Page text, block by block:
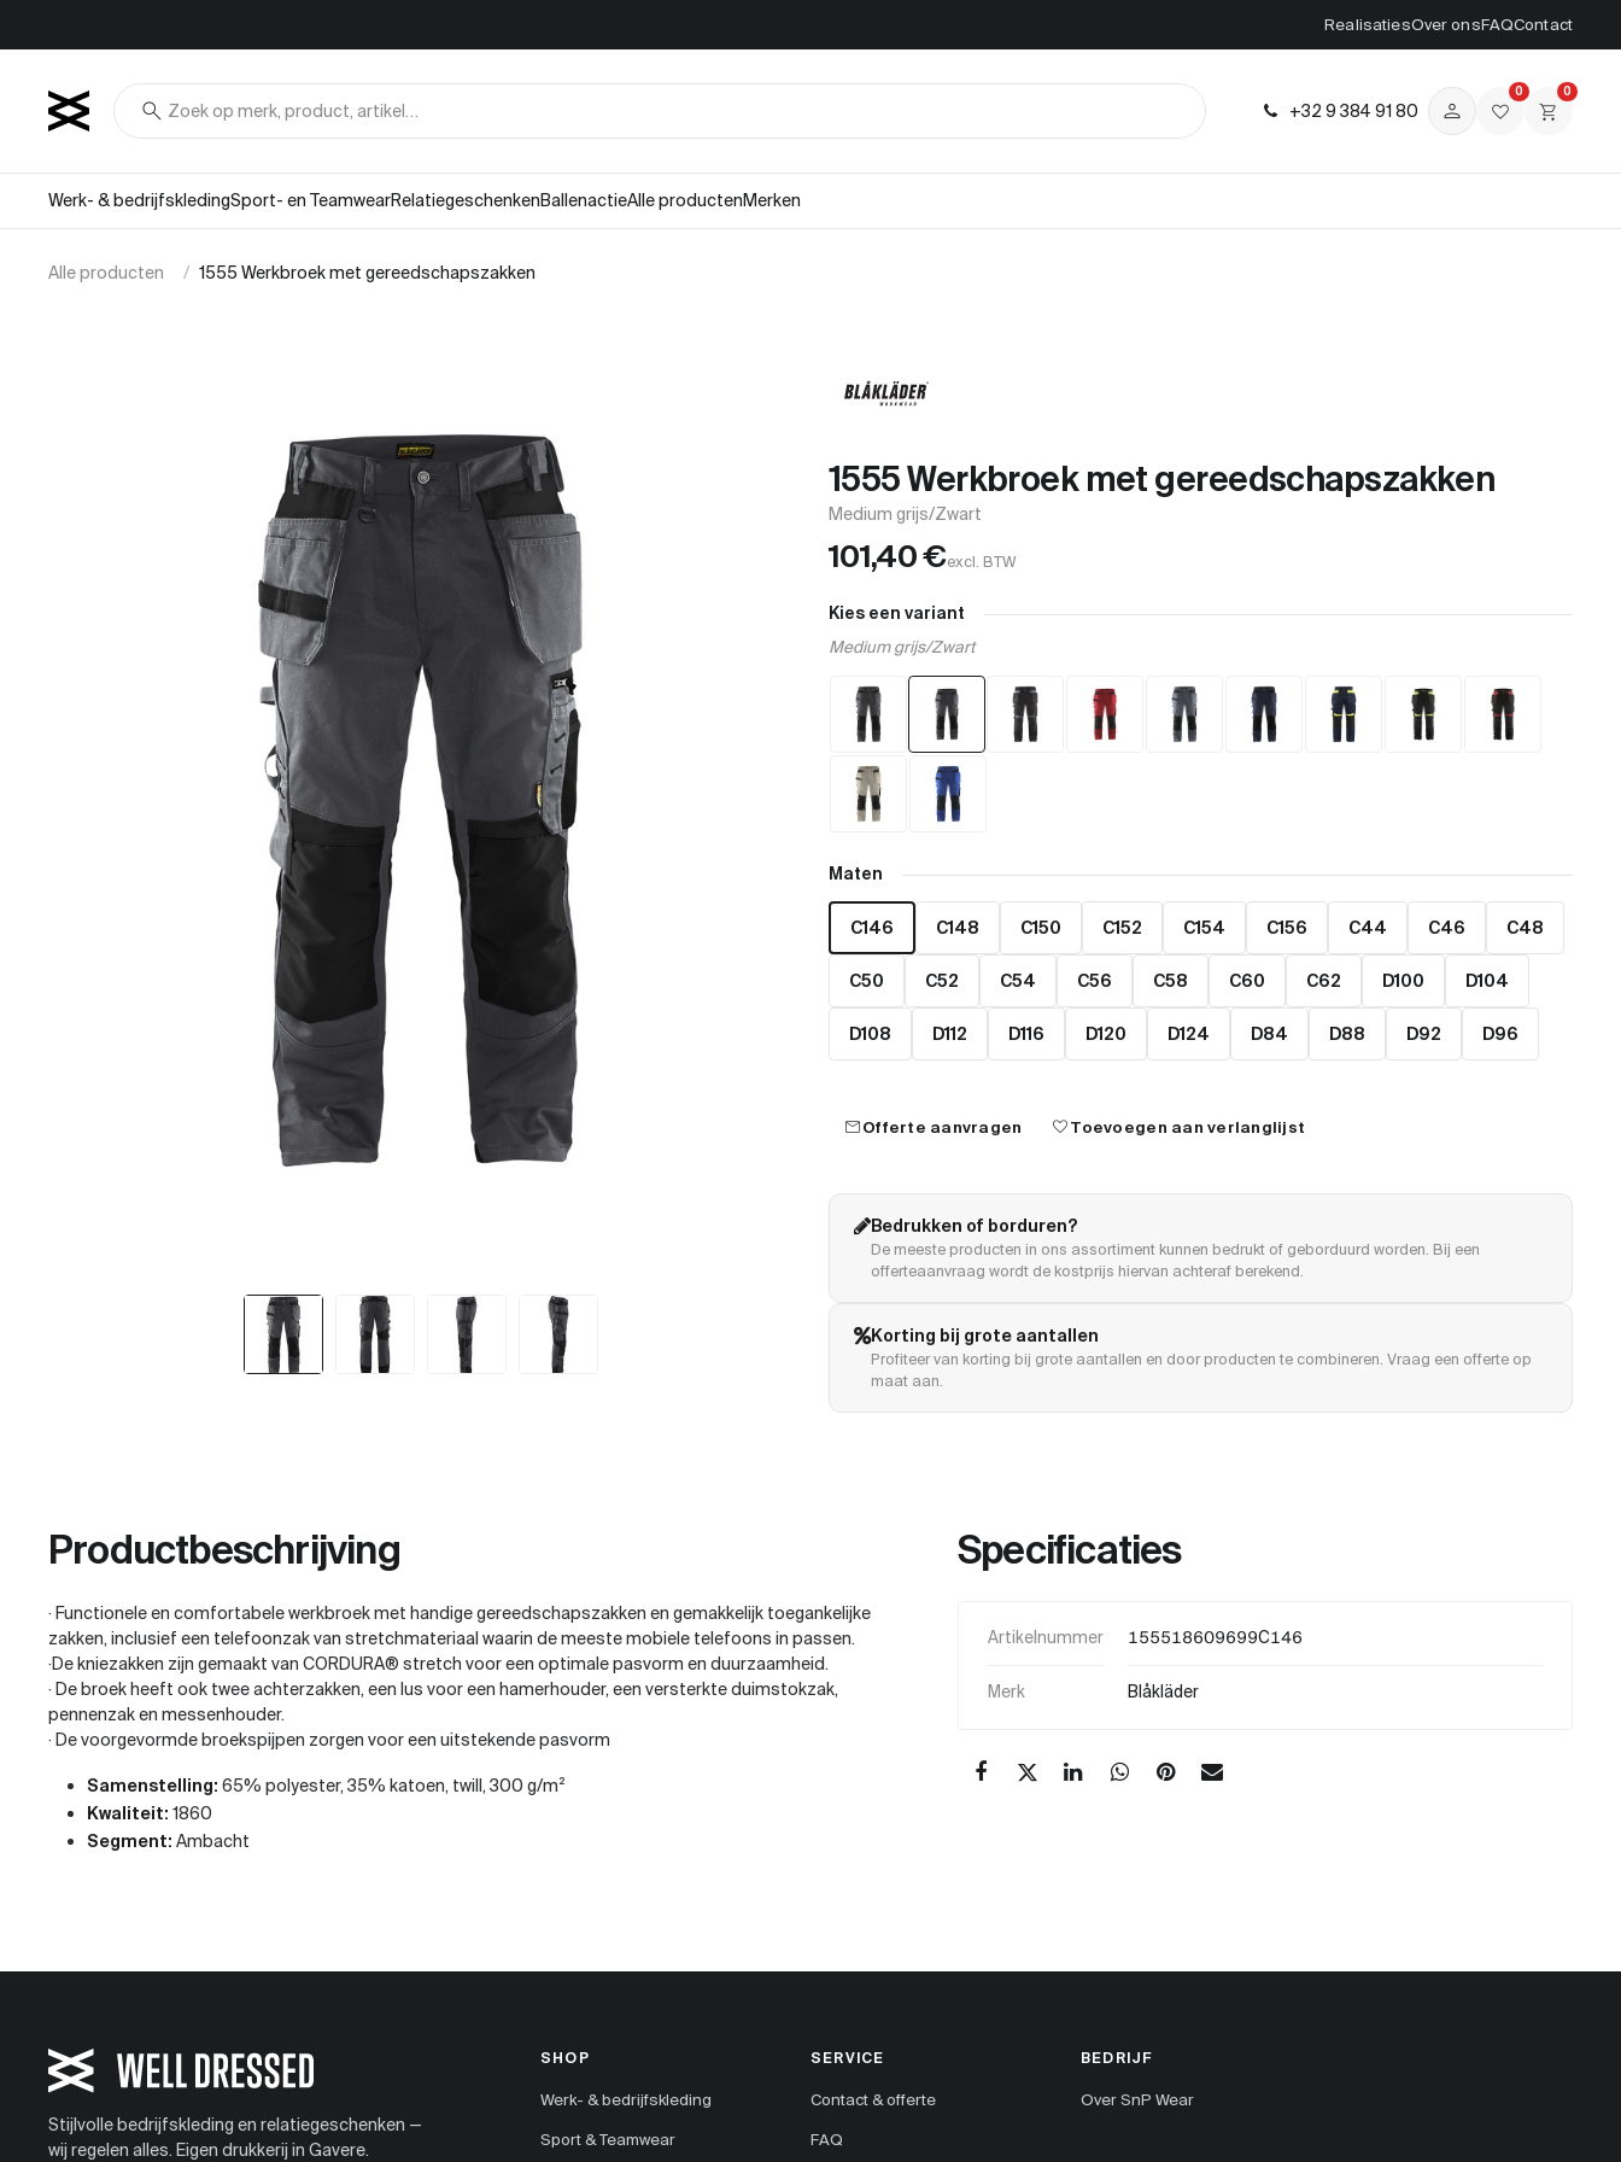
RealisatiesOver onsFAQContact
search
0
0
+32 9 384 91 80
Werk- & bedrijfskledingSport- en TeamwearRelatiegeschenkenBallenactieAlle productenMerken
Alle producten 1555 Werkbroek met gereedschapszakken
1555 Werkbroek met gereedschapszakken
Medium grijs/Zwart
101,40€excl. BTW
Kies een variant
Medium grijs/Zwart
Maten
C146 C148 C150 C152 C154 C156 C44 C46 C48
C50 C52 C54 C56 C58 C60 C62 D100 D104
D108 D112 D116 D120 D124 D84 D88 D92 D96
mailOfferte aanvragen favoriteToevoegen aan verlanglijst
Bedrukken of borduren?
De meeste producten in ons assortiment kunnen bedrukt of geborduurd worden. Bij een
offerteaanvraag wordt de kostprijs hiervan achteraf berekend.
Korting bij grote aantallen
Profiteer van korting bij grote aantallen en door producten te combineren. Vraag een offerte op
maat aan.
Productbeschrijving
· Functionele en comfortabele werkbroek met handige gereedschapszakken en gemakkelijk toegankelijke
zakken, inclusief een telefoonzak van stretchmateriaal waarin de meeste mobiele telefoons in passen.
·De kniezakken zijn gemaakt van CORDURA® stretch voor een optimale pasvorm en duurzaamheid.
· De broek heeft ook twee achterzakken, een lus voor een hamerhouder, een versterkte duimstokzak,
pennenzak en messenhouder.
· De voorgevormde broekspijpen zorgen voor een uitstekende pasvorm
Samenstelling: 65% polyester, 35% katoen, twill, 300 g/m²
Kwaliteit: 1860
Segment: Ambacht
Specificaties
Artikelnummer 155518609699C146
Merk Blåkläder
Stijlvolle bedrijfskleding en relatiegeschenken —
wij regelen alles. Eigen drukkerij in Gavere.
SHOP
Werk- & bedrijfskleding
Sport & Teamwear
SERVICE
Contact & offerte
FAQ
BEDRIJF
Over SnP Wear